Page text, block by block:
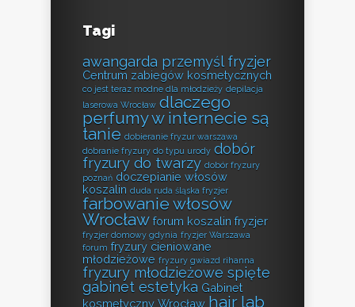
Tagi
awangarda przemyśl fryzjer
Centrum zabiegów kosmetycznych
co jest teraz modne dla młodzieży depilacja
laserowa Wrocław dlaczego
perfumy w internecie są
tanie dobieranie fryzur warszawa
dobranie fryzury do typu urody dobór
fryzury do twarzy dobór fryzury
poznań doczepianie włosów
koszalin duda ruda śląska fryzjer
farbowanie włosów
Wrocław forum koszalin fryzjer
fryzjer domowy gdynia fryzjer Warszawa
forum fryzury cieniowane
młodzieżowe fryzury gwiazd rihanna
fryzury młodzieżowe spięte
gabinet estetyka Gabinet
kosmetyczny Wrocław hair lab